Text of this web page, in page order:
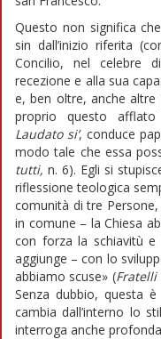
Questo non significa
sin dall’inizio riferita
Concilio, nel celebre
recezione e alla sua
e, ben oltre, anche altre
proprio questo afflato
Laudato si’, conduce
modo tale che essa
tutti, n. 6). Egli si
riflessione teologica
comunità di tre
in comune – la Chiesa
con forza la schiavitù e
aggiunge – con lo
abbiamo scuse» (
Senza dubbio, questa
cambia dall’interno lo
interroga anche